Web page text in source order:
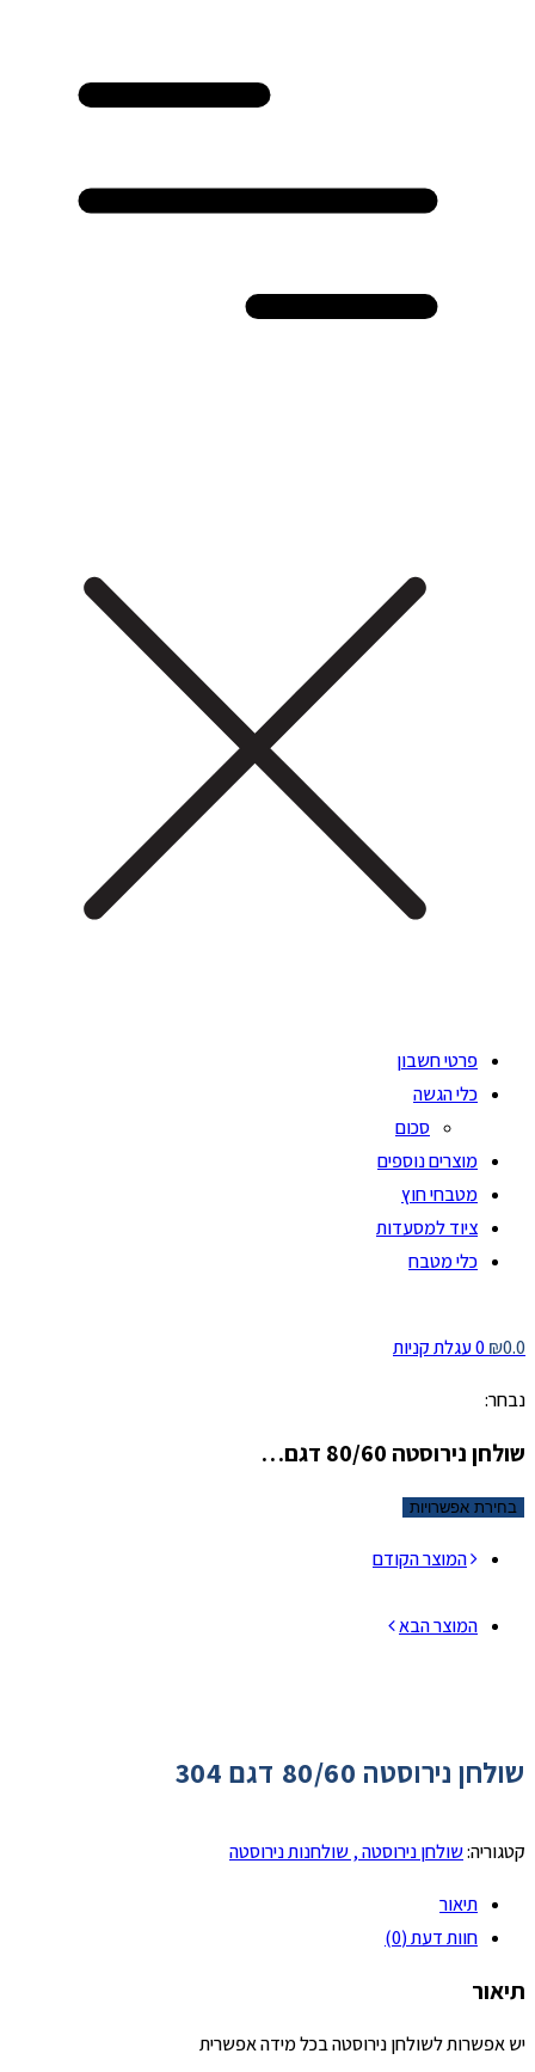
פרטי חשבון
כלי הגשה
סכום
מוצרים נוספים
מטבחי חוץ
ציוד למסעדות
כלי מטבח
₪0.0
0 עגלת קניות
נבחר:
שולחן נירוסטה 80/60 דגם…
בחירת אפשרויות
המוצר הקודם
המוצר הבא
שולחן נירוסטה 80/60 דגם 304
קטגוריה:שולחן נירוסטה , שולחנות נירוסטה
תיאור
חוות דעת (0)
תיאור
יש אפשרות לשולחן נירוסטה בכל מידה אפשרית